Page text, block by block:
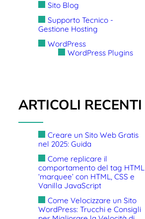
Sito Blog
Supporto Tecnico -
Gestione Hosting
WordPress
WordPress Plugins
ARTICOLI RECENTI
Creare un Sito Web Gratis
nel 2025: Guida
Come replicare il
comportamento del tag HTML
‘marquee’ con HTML, CSS e
Vanilla JavaScript
Come Velocizzare un Sito
WordPress: Trucchi e Consigli